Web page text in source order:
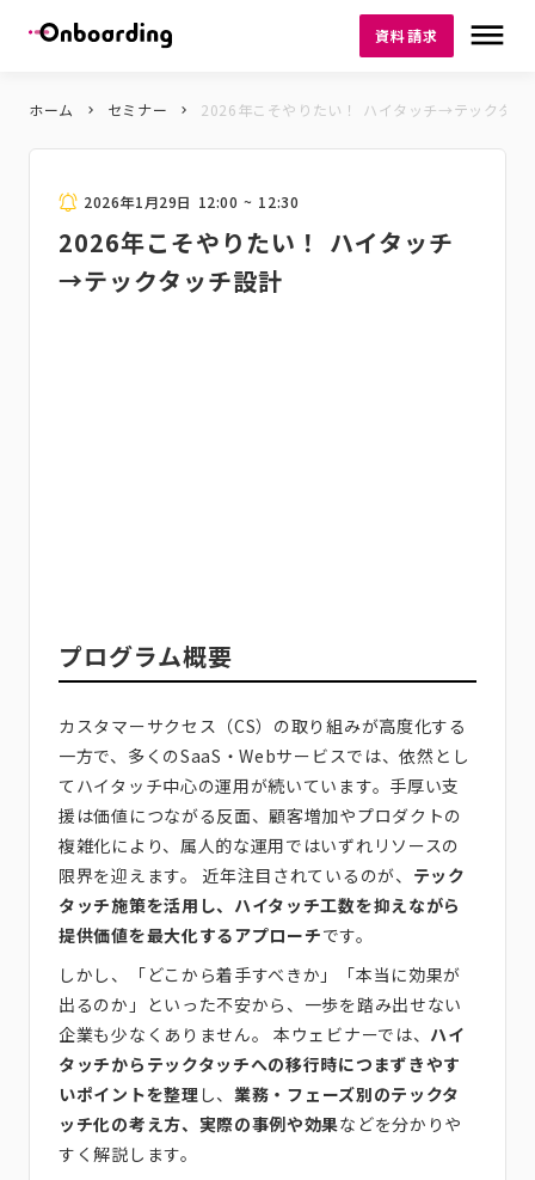
資料請求 dehaze
ホーム keyboard_arrow_right セミナー keyboard_arrow_right 2026年こそやりたい！ ハイタッチ→テックタ
2026年1月29日 12:00 ~ 12:30
2026年こそやりたい！ ハイタッチ
→テックタッチ設計
プログラム概要
カスタマーサクセス（CS）の取り組みが高度化する
一方で、多くのSaaS・Webサービスでは、依然とし
てハイタッチ中心の運用が続いています。手厚い支
援は価値につながる反面、顧客増加やプロダクトの
複雑化により、属人的な運用ではいずれリソースの
限界を迎えます。 近年注目されているのが、 テック
タッチ施策を活用し、ハイタッチ工数を抑えながら
提供価値を最大化するアプローチです。
しかし、「どこから着手すべきか」「本当に効果が
出るのか」といった不安から、一歩を踏み出せない
企業も少なくありません。 本ウェビナーでは、 ハイ
タッチからテックタッチへの移行時につまずきやす
いポイントを整理 し、業務・フェーズ別のテックタ
ッチ化の考え方、実際の事例や効果などを分かりや
すく解説します。